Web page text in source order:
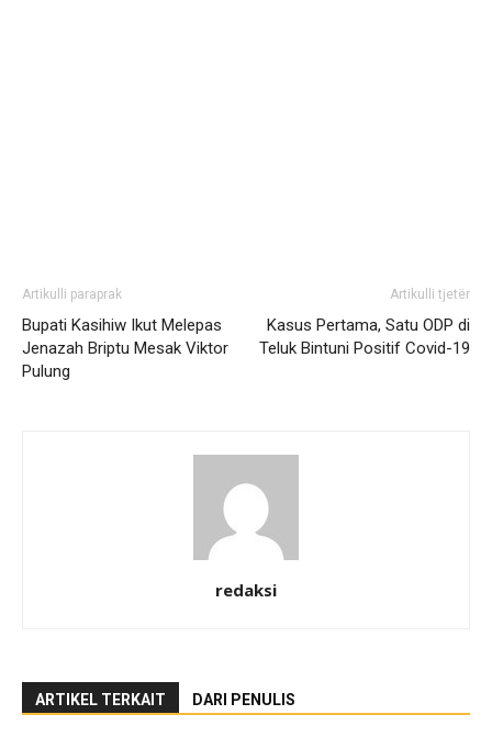
Artikulli paraprak
Bupati Kasihiw Ikut Melepas
Jenazah Briptu Mesak Viktor
Pulung
Artikulli tjetër
Kasus Pertama, Satu ODP di
Teluk Bintuni Positif Covid-19
redaksi
ARTIKEL TERKAIT DARI PENULIS